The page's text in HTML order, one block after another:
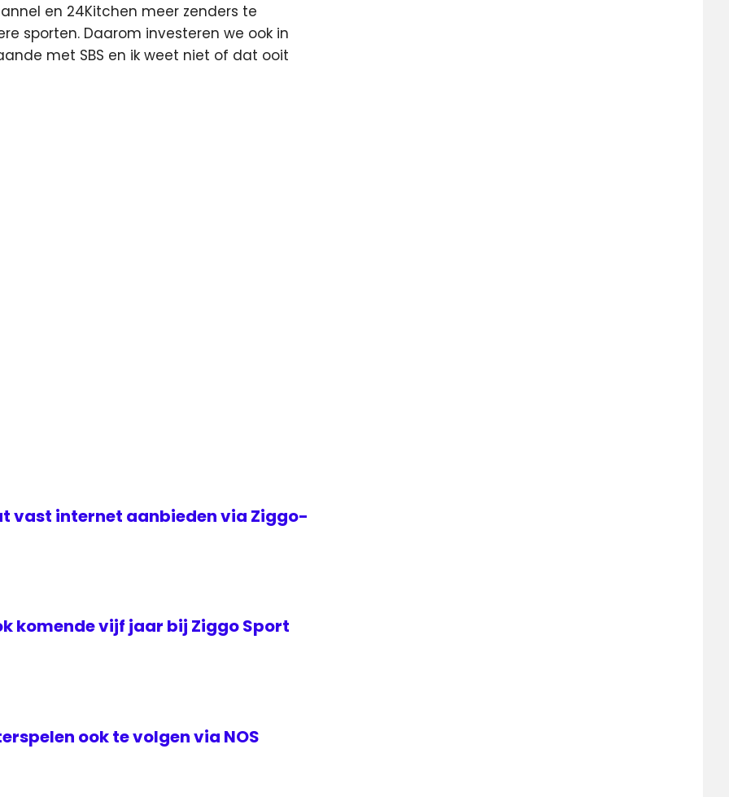
en 24Kitchen meer zenders te
sporten. Daarom investeren we ook in
met SBS en ik weet niet of dat ooit
vast internet aanbieden via Ziggo-
komende vijf jaar bij Ziggo Sport
ook te volgen via NOS